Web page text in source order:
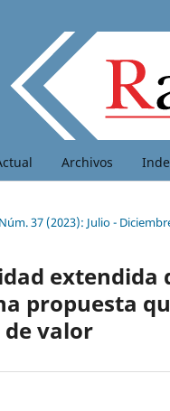
Archivos
37 (2023): Julio -
extendida
propuesta
de valor